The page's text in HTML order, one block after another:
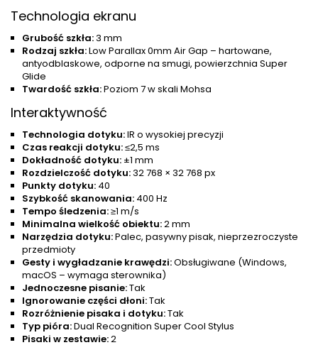
Technologia ekranu
Grubość szkła:3 mm
Rodzaj szkła:Low Parallax 0mm Air Gap – hartowane,
antyodblaskowe, odporne na smugi, powierzchnia Super
Glide
Twardość szkła:Poziom 7 w skali Mohsa
Interaktywność
Technologia dotyku:IR o wysokiej precyzji
Czas reakcji dotyku:≤2,5 ms
Dokładność dotyku: ±1 mm
Rozdzielczość dotyku:32 768 × 32 768 px
Punkty dotyku: 40
Szybkość skanowania: 400 Hz
Tempo śledzenia:≥1 m/s
Minimalna wielkość obiektu:2 mm
Narzędzia dotyku:Palec, pasywny pisak, nieprzezroczyste
przedmioty
Gesty i wygładzanie krawędzi:Obsługiwane (Windows,
macOS – wymaga sterownika)
Jednoczesne pisanie:Tak
Ignorowanie części dłoni:Tak
Rozróżnienie pisaka i dotyku:Tak
Typ pióra:Dual Recognition Super Cool Stylus
Pisaki w zestawie:2